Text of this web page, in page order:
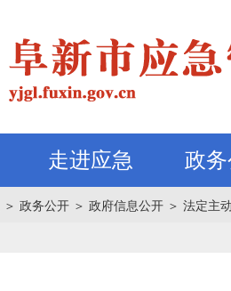
走进应急 政
＞ 政务公开 ＞ 政府信息公开 ＞ 法定主